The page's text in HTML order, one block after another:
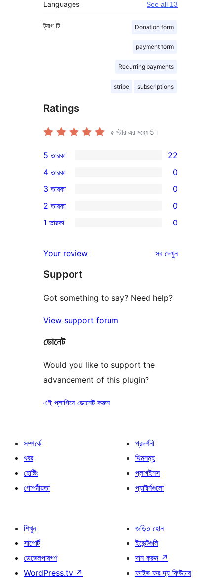
Languages See all 13
ট্যাগ Donation form
payment form
Recurring payments
stripe subscriptions
টি
Ratings
৫ স্টার এর মধ্যে 5 ।
22টি
5-
স্টার
রিভিউ
5 তারকা 22
4-
স্টার
রিভিউ
4 তারকা 0
0টি
3-
স্টার
3 তারকা 0
2-
রিভিউ
2 তারকা 0
স্টার
রিভিউ
1 তারকা 0
Your review সবরিভিউ
দেখুন
Support
Got something to say? Need help?
View support forum
ডোনেট
Would you like to support the
advancement of this plugin?
এই প্লাগিনে ডোনেট করুন
সম্পর্কে
খবর
হোষ্টিং
গোপনীয়তা
প্রদর্শনী
থিমসমূহ
প্লাগইনস
প্যাটার্নগুলো
শিখুন
সাপোর্ট
ডেভেলপারগণ
WordPress.tv ↗
জড়িত হোন
ইভেন্টগুলি
দান করুন ↗
ফাইভ ফর দ্য ফিউচার